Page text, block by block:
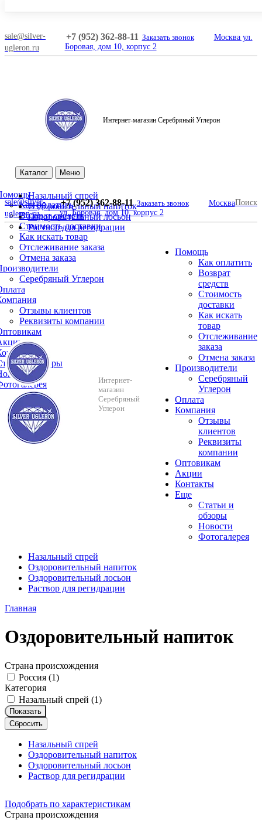
sale@silver-
ugleron.ru
+7 (952) 362-88-11 Заказать звонок
Москва ул.
Боровая, дом 10, корпус 2
Интернет-магазин Серебряный Углерон
Каталог Меню
Как оплатить
Возврат средств
Стоимость доставки
Как искать товар
Отслеживание заказа
Отмена заказа
Серебряный Углерон
Отзывы клиентов
Реквизиты компании
и обзоры
Назальный спрей
Оздоровительный напиток
Оздоровительный лосьон
Раствор для регидрации
sale@silver-
ugleron.ru
+7 (952) 362-88-11 Заказать звонок
Москва
ул. Боровая, дом 10, корпус 2
Поиск
Интернет-
магазин
Серебряный
Углерон
Помощь
Как оплатить
Возврат
средств
Стоимость
доставки
Как искать
товар
Отслеживание
заказа
Отмена заказа
Производители
Серебряный
Углерон
Оплата
Компания
Отзывы
клиентов
Реквизиты
компании
Оптовикам
Акции
Контакты
Еще
Cтатьи и
обзоры
Новости
Фотогалерея
Назальный спрей
Оздоровительный напиток
Оздоровительный лосьон
Раствор для регидрации
Главная
Оздоровительный напиток
Страна происхождения
Россия (1)
Категория
Назальный спрей (1)
Показать
Сбросить
Назальный спрей
Оздоровительный напиток
Оздоровительный лосьон
Раствор для регидрации
Подобрать по характеристикам
Страна происхождения